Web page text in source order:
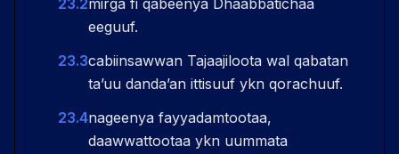
23.2mirga fi qabeenya Dhaabbatichaa
eeguuf.
23.3cabiinsawwan Tajaajiloota wal qabatan
taʼuu dandaʼan ittisuuf ykn qorachuuf.
23.4nageenya fayyadamtootaa,
daawwattootaa ykn uummata